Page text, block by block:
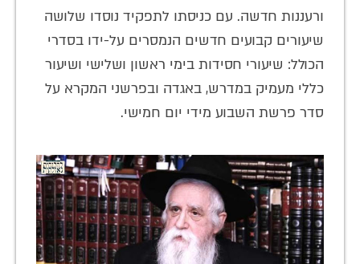
ורעננות חדשה. עם כניסתו לתפקיד נוסדו שלושה
שיעורים קבועים חדשים הנמסרים על-ידו בסדרי
הכולל: שיעורי חסידות בימי ראשון ושלישי ושיעור
כללי מעמיק במדרש, באגדה ובפרשני המקרא על
סדר פרשת השבוע מידי יום חמישי.